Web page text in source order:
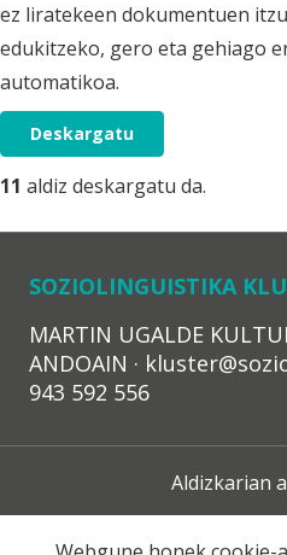
ez liratekeen dokumentuen
edukitzeko, gero eta gehiago
automatikoa.
Deskargatu
11 aldiz deskargatu da.
SOZIOLINGUISTIKA
MARTIN UGALDE
ANDOAIN ·
943 592 556
Aldizkarian
Lege